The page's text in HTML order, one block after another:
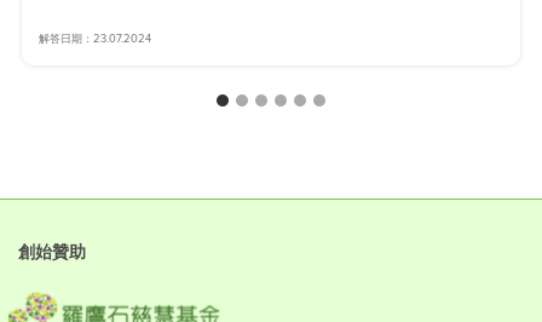
解答日期：23.07.2024
創始贊助